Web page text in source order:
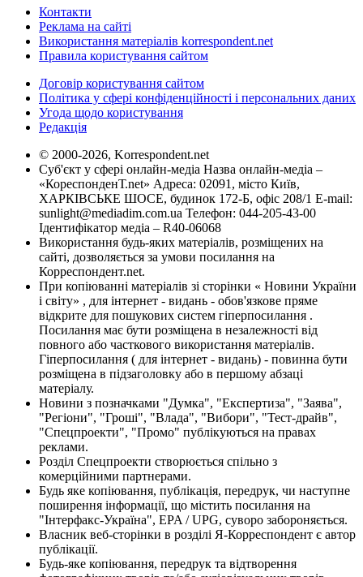
Контакти
Реклама на сайті
Використання матеріалів korrespondent.net
Правила користування сайтом
Договір користування сайтом
Політика у сфері конфіденційності і персональних даних
Угода щодо користування
Редакція
© 2000-2026, Korrespondent.net
Суб'єкт у сфері онлайн-медіа Назва онлайн-медіа –
«КореспонденТ.net» Адреса: 02091, місто Київ,
ХАРКІВСЬКЕ ШОСЕ, будинок 172-Б, офіс 208/1 E-mail:
sunlight@mediadim.com.ua Телефон: 044-205-43-00
Ідентифікатор медіа – R40-06068
Використання будь-яких матеріалів, розміщених на
сайті, дозволяється за умови посилання на
Корреспондент.net.
При копіюванні матеріалів зі сторінки « Новини України
і світу» , для інтернет - видань - обов'язкове пряме
відкрите для пошукових систем гіперпосилання .
Посилання має бути розміщена в незалежності від
повного або часткового використання матеріалів.
Гіперпосилання ( для інтернет - видань) - повинна бути
розміщена в підзаголовку або в першому абзаці
матеріалу.
Новини з позначками "Думка", "Експертиза", "Заява",
"Регіони", "Гроші", "Влада", "Вибори", "Тест-драйв",
"Спецпроекти", "Промо" публікуються на правах
реклами.
Розділ Спецпроекти створюється спільно з
комерційними партнерами.
Будь яке копіювання, публікація, передрук, чи наступне
поширення інформації, що містить посилання на
"Інтерфакс-Україна", EPA / UPG, суворо забороняється.
Власник веб-сторінки в розділі Я-Корреспондент є автор
публікації.
Будь-яке копіювання, передрук та відтворення